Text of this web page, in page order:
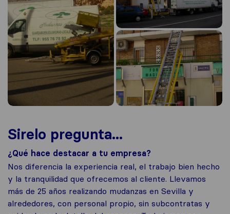
Sirelo pregunta...
¿Qué hace destacar a tu empresa?
Nos diferencia la experiencia real, el trabajo bien hecho
y la tranquilidad que ofrecemos al cliente. Llevamos
más de 25 años realizando mudanzas en Sevilla y
alrededores, con personal propio, sin subcontratas y